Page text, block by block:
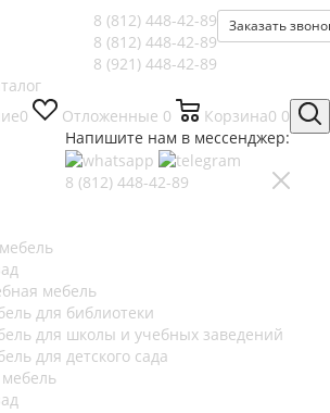
Заказать
8 (812) 448-42-89
8 (812) 448-42-89
8 (921) 448-42-89
0 Отложенные 0 Корзина0 0
Напишите нам в мессенджер:
8 (812) 448-42-89
мебель
для библиотеки
для школы и учебных заведений
для детского сада